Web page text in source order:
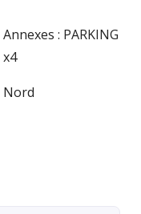
Annexes : PARKING
x4
Nord